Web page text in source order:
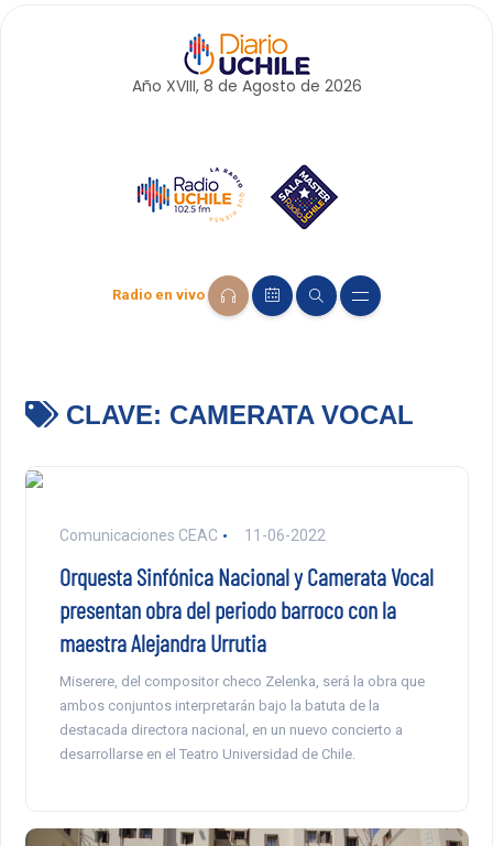
Año XVIII, 8 de Agosto de 2026
Radio en vivo
CLAVE: CAMERATA VOCAL
Comunicaciones CEAC 11-06-2022
Orquesta Sinfónica Nacional y Camerata Vocal
presentan obra del periodo barroco con la
maestra Alejandra Urrutia
Miserere, del compositor checo Zelenka, será la obra que
ambos conjuntos interpretarán bajo la batuta de la
destacada directora nacional, en un nuevo concierto a
desarrollarse en el Teatro Universidad de Chile.